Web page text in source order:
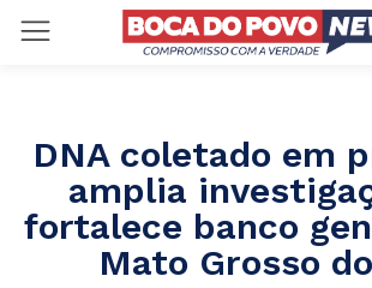
DNA coletado em
amplia
fortalece banco
Mato Grosso